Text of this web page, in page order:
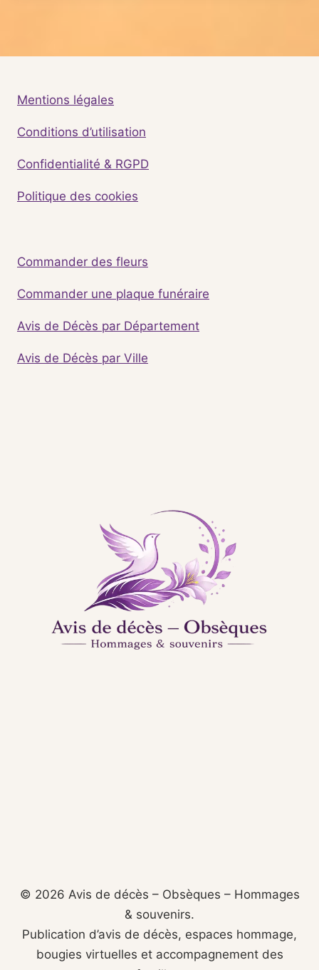
Mentions légales
Conditions d’utilisation
Confidentialité & RGPD
Politique des cookies
Commander des fleurs
Commander une plaque funéraire
Avis de Décès par Département
Avis de Décès par Ville
© 2026 Avis de décès – Obsèques – Hommages
& souvenirs.
Publication d’avis de décès, espaces hommage,
bougies virtuelles et accompagnement des